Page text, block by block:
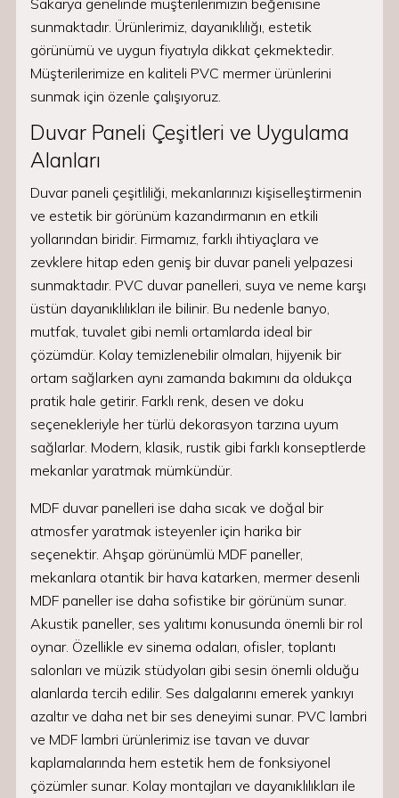
Sakarya genelinde müşterilerimizin beğenisine
sunmaktadır. Ürünlerimiz, dayanıklılığı, estetik
görünümü ve uygun fiyatıyla dikkat çekmektedir.
Müşterilerimize en kaliteli PVC mermer ürünlerini
sunmak için özenle çalışıyoruz.
Duvar Paneli Çeşitleri ve Uygulama
Alanları
Duvar paneli çeşitliliği, mekanlarınızı kişiselleştirmenin
ve estetik bir görünüm kazandırmanın en etkili
yollarından biridir. Firmamız, farklı ihtiyaçlara ve
zevklere hitap eden geniş bir duvar paneli yelpazesi
sunmaktadır. PVC duvar panelleri, suya ve neme karşı
üstün dayanıklılıkları ile bilinir. Bu nedenle banyo,
mutfak, tuvalet gibi nemli ortamlarda ideal bir
çözümdür. Kolay temizlenebilir olmaları, hijyenik bir
ortam sağlarken aynı zamanda bakımını da oldukça
pratik hale getirir. Farklı renk, desen ve doku
seçenekleriyle her türlü dekorasyon tarzına uyum
sağlarlar. Modern, klasik, rustik gibi farklı konseptlerde
mekanlar yaratmak mümkündür.
MDF duvar panelleri ise daha sıcak ve doğal bir
atmosfer yaratmak isteyenler için harika bir
seçenektir. Ahşap görünümlü MDF paneller,
mekanlara otantik bir hava katarken, mermer desenli
MDF paneller ise daha sofistike bir görünüm sunar.
Akustik paneller, ses yalıtımı konusunda önemli bir rol
oynar. Özellikle ev sinema odaları, ofisler, toplantı
salonları ve müzik stüdyoları gibi sesin önemli olduğu
alanlarda tercih edilir. Ses dalgalarını emerek yankıyı
azaltır ve daha net bir ses deneyimi sunar. PVC lambri
ve MDF lambri ürünlerimiz ise tavan ve duvar
kaplamalarında hem estetik hem de fonksiyonel
çözümler sunar. Kolay montajları ve dayanıklılıkları ile